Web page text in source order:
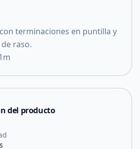
terminaciones en puntilla y
raso.
del producto